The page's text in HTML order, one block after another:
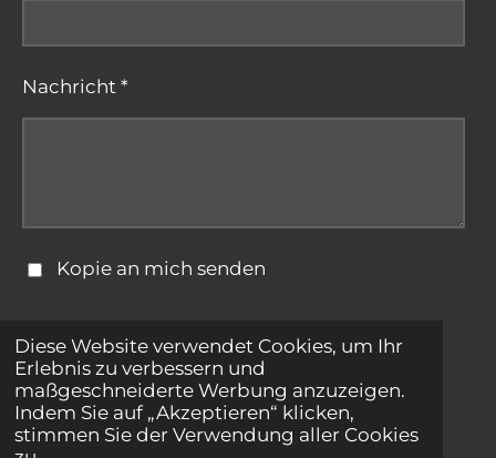
Diese Website verwendet Cookies, um Ihr
Erlebnis zu verbessern und
maßgeschneiderte Werbung anzuzeigen.
Indem Sie auf „Akzeptieren“ klicken,
stimmen Sie der Verwendung aller Cookies
Nachricht *
Kopie an mich senden
Formular absenden
© 2025 - 2026 bestepartnersuche.net